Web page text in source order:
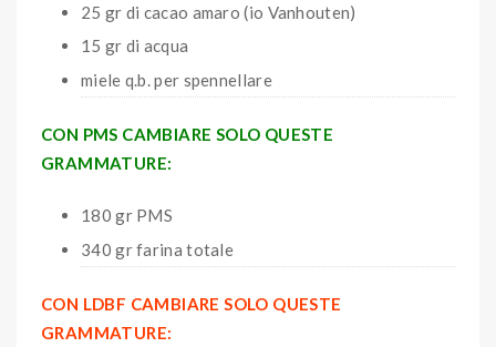
25 gr di cacao amaro (io Vanhouten)
15 gr di acqua
miele q.b. per spennellare
CON PMS CAMBIARE SOLO QUESTE
GRAMMATURE:
180 gr PMS
340 gr farina totale
CON LDBF CAMBIARE SOLO QUESTE
GRAMMATURE: